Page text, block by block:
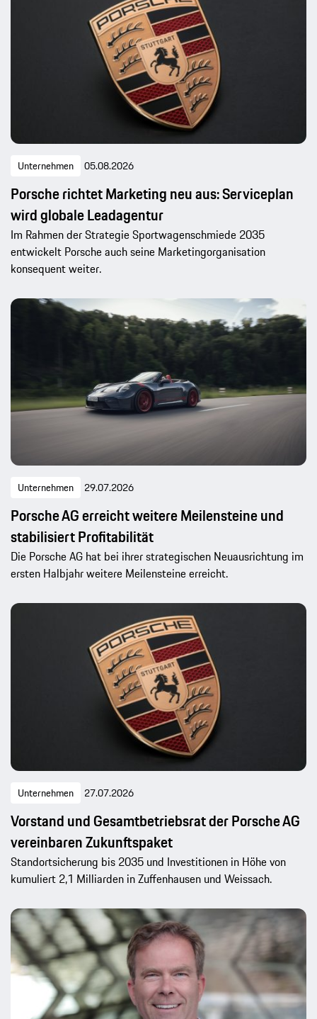
Unternehmen 05.08.2026
Porsche richtet Marketing neu aus: Serviceplan
wird globale Leadagentur
Im Rahmen der Strategie Sportwagenschmiede 2035
entwickelt Porsche auch seine Marketingorganisation
konsequent weiter.
Unternehmen 29.07.2026
Porsche AG erreicht weitere Meilensteine und
stabilisiert Profitabilität
Die Porsche AG hat bei ihrer strategischen Neuausrichtung im
ersten Halbjahr weitere Meilensteine erreicht.
Unternehmen 27.07.2026
Vorstand und Gesamtbetriebsrat der Porsche AG
vereinbaren Zukunftspaket
Standortsicherung bis 2035 und Investitionen in Höhe von
kumuliert 2,1 Milliarden in Zuffenhausen und Weissach.